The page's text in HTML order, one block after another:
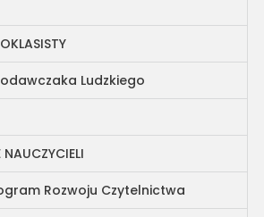
Ludzkiego
Rozwoju Czytelnictwa